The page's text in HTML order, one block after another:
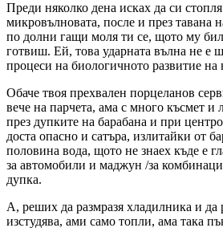
Преди няколко дена исках да си
микровълновата, после и през тавана
по долни гащи моля ти се, щото му
готвиш. Ей, това ударната вълна не е
процеси на биологичното развитие
Обаче твоя прехвален порцеланов
вече на парчета, ама с много късмет
през дупките на барабана и при
доста опасно и сатъра, излитайки от
половина вода, щото не знаех къде е
за автомобили и маджун /за
дупка.
А, реших да размразя хладилника и да
изстудява, ами само топли, ама така